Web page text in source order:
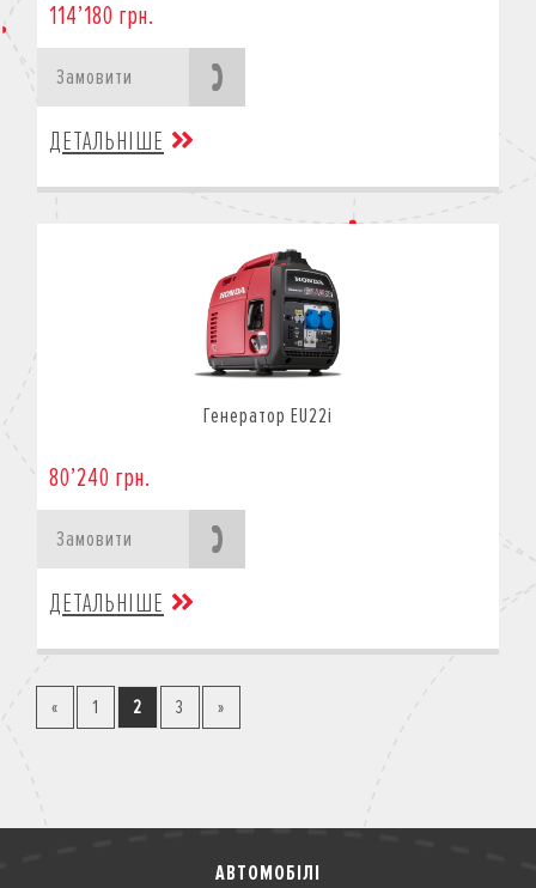
114’180 грн.
Замовити
ДЕТАЛЬНІШЕ
Генератор EU22i
80’240 грн.
Замовити
ДЕТАЛЬНІШЕ
« 1 2 3 »
АВТОМОБІЛІ